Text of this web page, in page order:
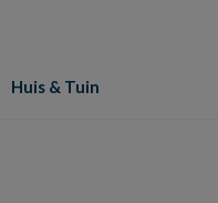
Huis & Tuin